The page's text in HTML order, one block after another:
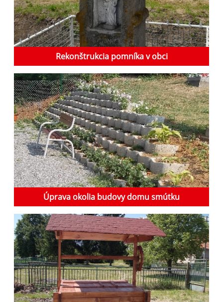
Rekonštrukcia pomníka v obci
Úprava okolia budovy domu smútku